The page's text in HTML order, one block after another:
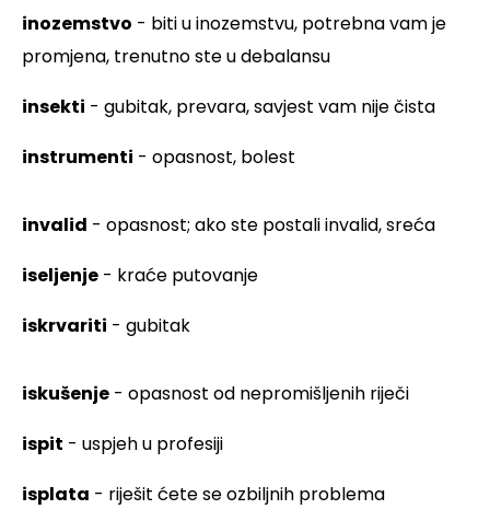
inozemstvo - biti u inozemstvu, potrebna vam je
promjena, trenutno ste u debalansu
insekti - gubitak, prevara, savjest vam nije čista
instrumenti - opasnost, bolest
invalid - opasnost; ako ste postali invalid, sreća
iseljenje - kraće putovanje
iskrvariti - gubitak
iskušenje - opasnost od nepromišljenih riječi
ispit - uspjeh u profesiji
isplata - riješit ćete se ozbiljnih problema